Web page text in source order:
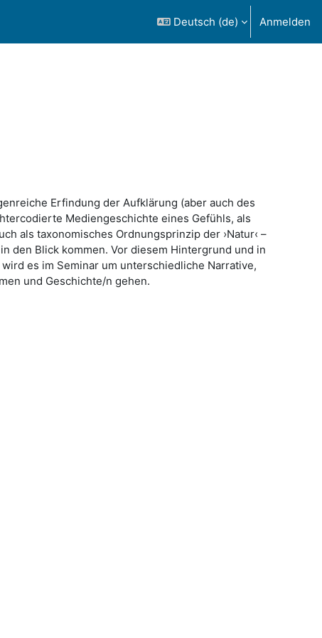
Deutsch ‎(de)‎ Anmelden
Erfindung der Aufklärung (aber auch des
Mediengeschichte eines Gefühls, als
als taxonomisches Ordnungsprinzip der ›Natur‹ –
den Blick kommen. Vor diesem Hintergrund und in
es im Seminar um unterschiedliche Narrative,
und Geschichte/n gehen.